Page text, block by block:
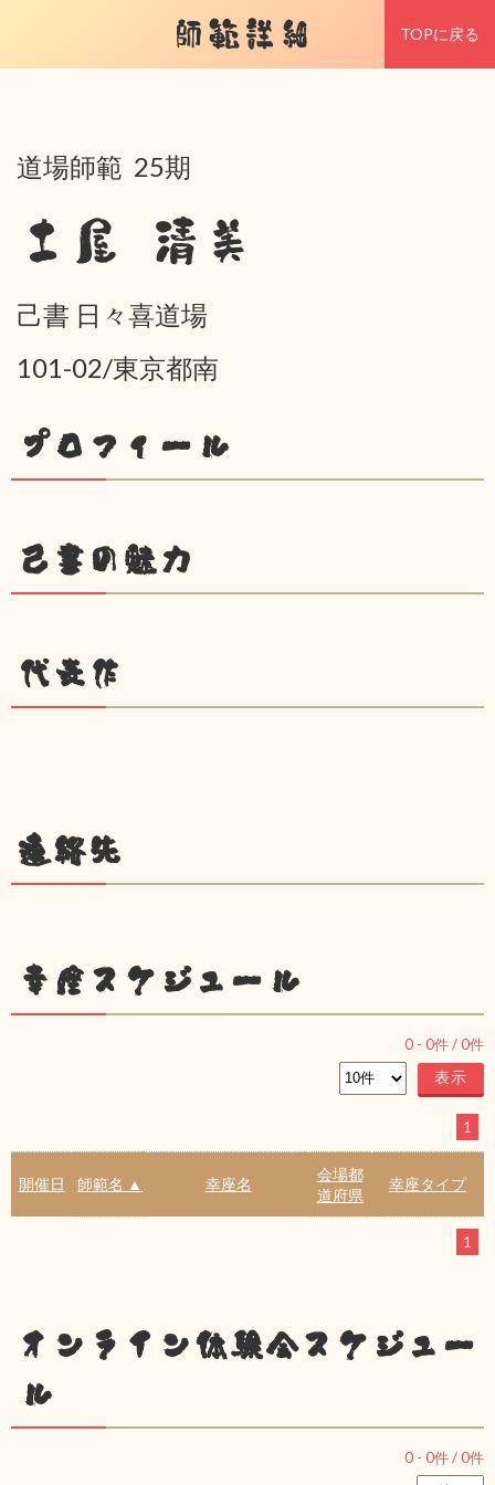
師範詳細 TOPに戻る
道場師範 25期
土屋 清美
己書 日々喜道場
101-02/東京都南
プロフィール
己書の魅力
代表作
連絡先
幸座スケジュール
0 - 0件 /0件
1
開催日 師範名 ▲ 幸座名
会場都
道府県
幸座タイプ
1
オンライン体験会スケジュー
ル
0 - 0件 /0件